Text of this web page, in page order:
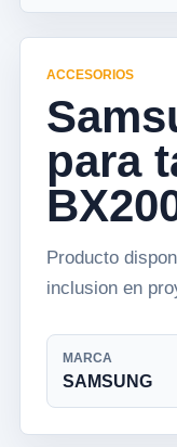
ACCESORIOS
para
Producto
inclusion en
MARCA
SAMSUNG